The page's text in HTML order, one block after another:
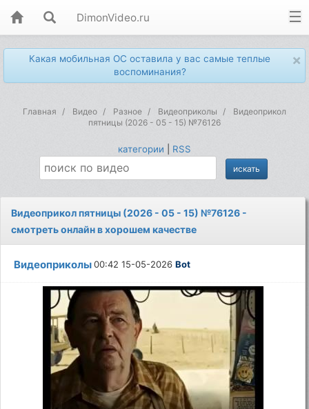
DimonVideo.ru
×
Какая мобильная ОС оставила у вас самые теплые
воспоминания?
Главная Видео Разное Видеоприколы
Видеоприкол
пятницы (2026 - 05 - 15) №76126
категории RSS
Видеоприкол пятницы (2026 - 05 - 15) №76126 -
смотреть онлайн в хорошем качестве
Видеоприколы00:42 15-05-2026Bot